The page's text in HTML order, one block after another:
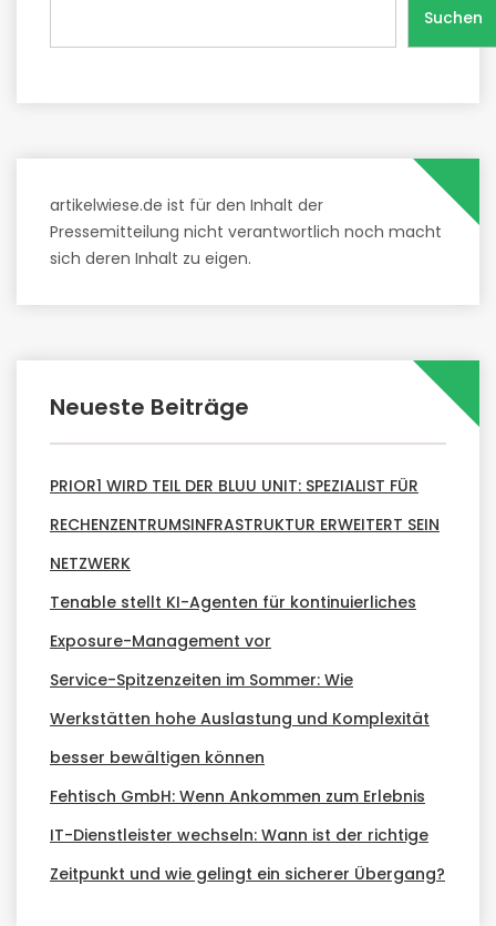
Suchen
artikelwiese.de ist für den Inhalt der
Pressemitteilung nicht verantwortlich noch macht
sich deren Inhalt zu eigen.
Neueste Beiträge
PRIOR1 WIRD TEIL DER BLUU UNIT: SPEZIALIST FÜR
RECHENZENTRUMSINFRASTRUKTUR ERWEITERT SEIN
NETZWERK
Tenable stellt KI-Agenten für kontinuierliches
Exposure-Management vor
Service-Spitzenzeiten im Sommer: Wie
Werkstätten hohe Auslastung und Komplexität
besser bewältigen können
Fehtisch GmbH: Wenn Ankommen zum Erlebnis
IT-Dienstleister wechseln: Wann ist der richtige
Zeitpunkt und wie gelingt ein sicherer Übergang?